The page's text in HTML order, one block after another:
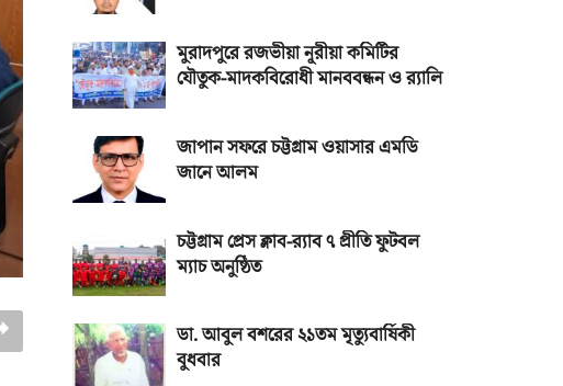
মুরাদপুরে রজভীয়া নূরীয়া কমিটির
যৌতুক-মাদকবিরোধী মানববন্ধন ও র‌্যালি
জাপান সফরে চট্টগ্রাম ওয়াসার এমডি
জানে আলম
চট্টগ্রাম প্রেস ক্লাব-র‌্যাব ৭ প্রীতি ফুটবল
ম্যাচ অনুষ্ঠিত
ডা. আবুল বশরের ২১তম মৃত্যুবার্ষিকী
বুধবার